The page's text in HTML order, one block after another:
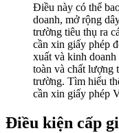
Điều này có thể
doanh, mở rộng
trường tiêu thụ ra
cần xin giấy phép
xuất và kinh doanh
toàn và chất lượng
trường. Tìm hiểu
cần xin giấy phép
Điều kiện cấp